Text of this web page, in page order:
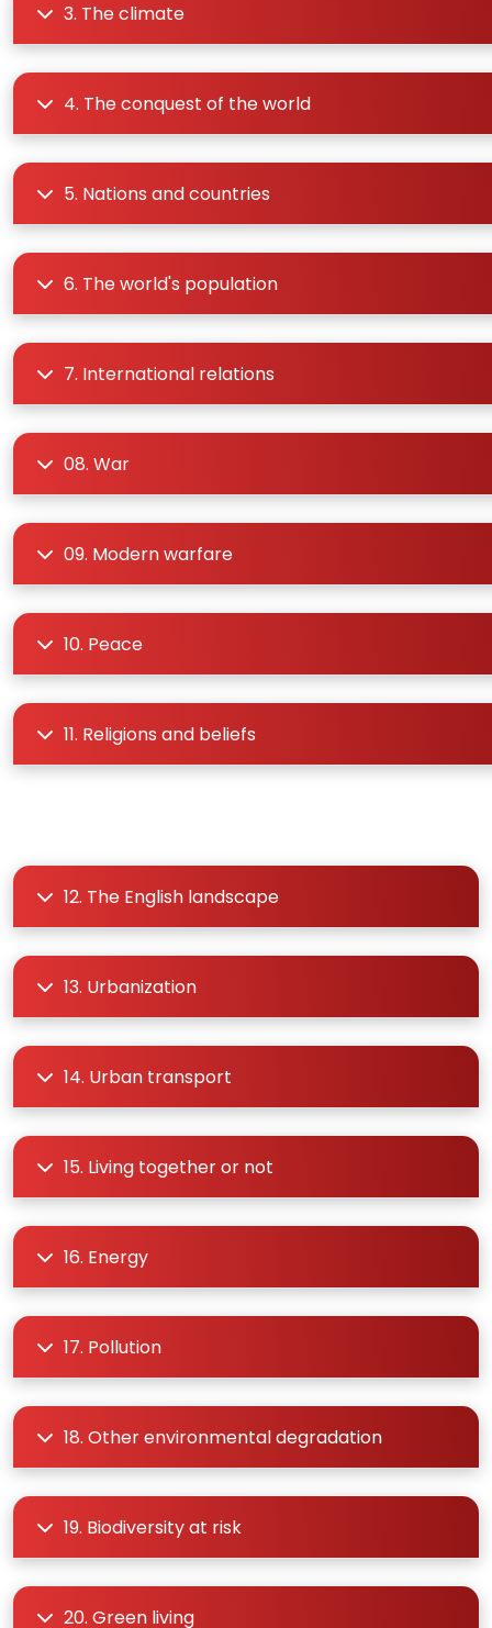
3. The climate
4. The conquest of the world
5. Nations and countries
6. The world's population
7. International relations
08. War
09. Modern warfare
10. Peace
11. Religions and beliefs
12. The English landscape
13. Urbanization
14. Urban transport
15. Living together or not
16. Energy
17. Pollution
18. Other environmental degradation
19. Biodiversity at risk
20. Green living